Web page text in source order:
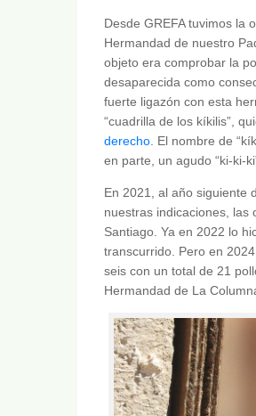
Desde GREFA tuvimos la
Hermandad de nuestro
objeto era comprobar la
desaparecida como
fuerte ligazón con esta
“cuadrilla de los kíkilis”,
derecho . El nombre de
en parte, un agudo “ki-ki-
En 2021, al año siguiente
nuestras indicaciones, las
Santiago. Ya en 2022 lo
transcurrido. Pero en
seis con un total de 21
Hermandad de La